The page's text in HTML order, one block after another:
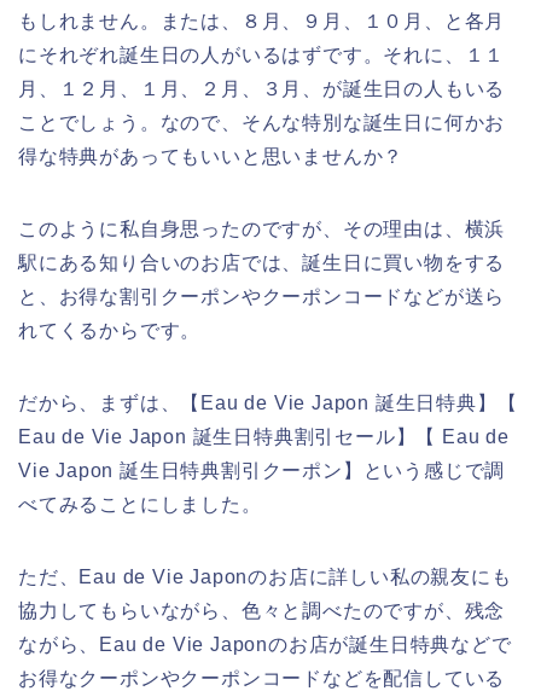
もしれません。または、８月、９月、１０月、と各月
にそれぞれ誕生日の人がいるはずです。それに、１１
月、１２月、１月、２月、３月、が誕生日の人もいる
ことでしょう。なので、そんな特別な誕生日に何かお
得な特典があってもいいと思いませんか？
このように私自身思ったのですが、その理由は、横浜
駅にある知り合いのお店では、誕生日に買い物をする
と、お得な割引クーポンやクーポンコードなどが送ら
れてくるからです。
だから、まずは、【Eau de Vie Japon 誕生日特典】【
Eau de Vie Japon 誕生日特典割引セール】【 Eau de
Vie Japon 誕生日特典割引クーポン】という感じで調
べてみることにしました。
ただ、Eau de Vie Japonのお店に詳しい私の親友にも
協力してもらいながら、色々と調べたのですが、残念
ながら、Eau de Vie Japonのお店が誕生日特典などで
お得なクーポンやクーポンコードなどを配信している